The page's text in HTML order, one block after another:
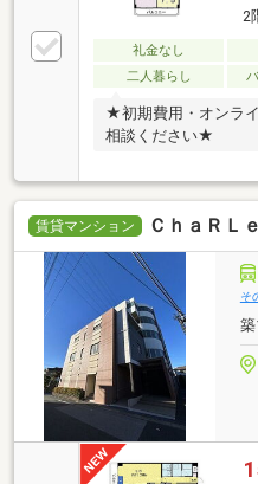
2
礼金なし
二人暮らし
★初期費用・オンラ
相談ください★
賃貸マンション ＣｈａＲＬ
そ